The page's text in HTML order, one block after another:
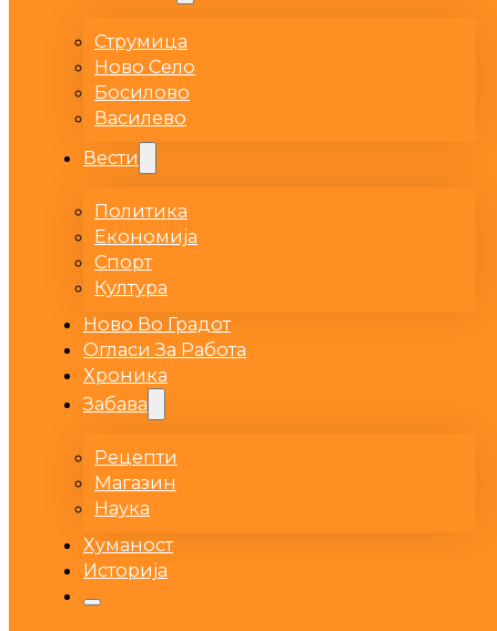
Струмица
Ново Село
Босилово
Василево
Вести
Политика
Економија
Спорт
Култура
Ново Во Градот
Огласи За Работа
Хроника
Забава
Рецепти
Магазин
Наука
Хуманост
Историја